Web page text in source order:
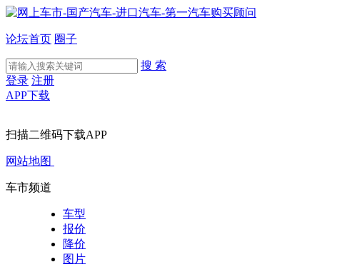
论坛首页 圈子
搜 索
登录 注册
APP下载
扫描二维码下载APP
网站地图
车市频道
车型
报价
降价
图片